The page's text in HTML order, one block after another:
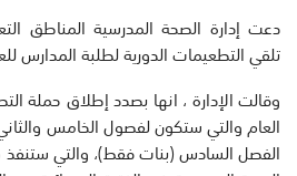
دعت إدارة الصحة المدرسية المناطق
تلقي التطعيمات الدورية لطلبة المدارس للعام 2022/
وقالت الإدارة ، انها بصدد إطلاق حملة
العام والتي ستكون لفصول الخامس
الفصل السادس (بنات فقط)، والتي